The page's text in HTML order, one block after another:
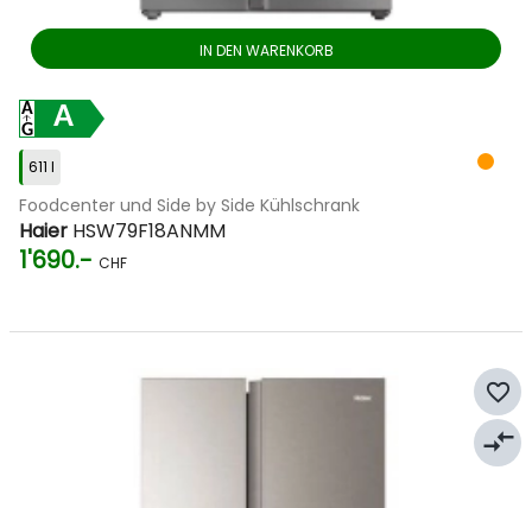
IN DEN WARENKORB
A
611 l
Foodcenter und Side by Side Kühlschrank
Haier HSW79F18ANMM
1'690.- CHF
favorite_border
compare_arrows